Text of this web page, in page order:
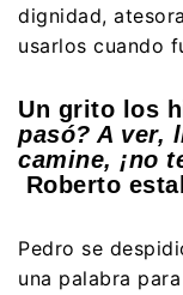
dignidad,
usarlos cuando
Un grito los
pasó? A ver,
camine, ¡no
Roberto
Pedro se
una palabra